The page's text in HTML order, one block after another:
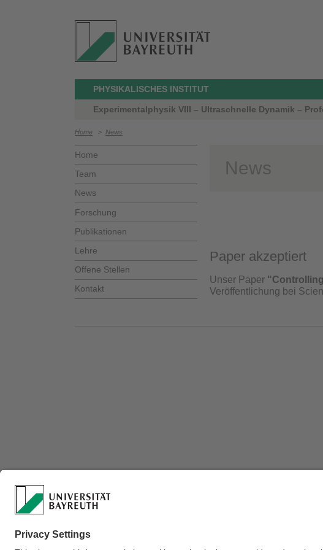
PHYSIKALISCHES INSTITUT
Experimentalphysik VIII – Ultraschnelle Dynamik –
Home > News
Home
Team
News
Forschung
Publikationen
Lehre
Offene Stellen
Kontakt
News
Paper akzeptiert
Unser Paper
Veröffentlichung bei